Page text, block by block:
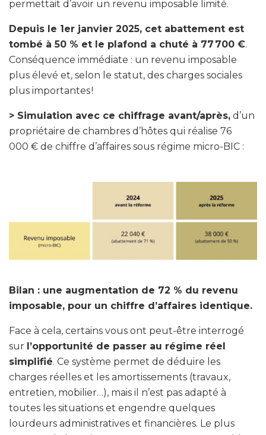
permettait d’avoir un revenu imposable limité.
Depuis le 1er janvier 2025, cet abattement est
tombé à 50 % et le plafond a chuté à 77 700 €.
Conséquence immédiate : un revenu imposable
plus élevé et, selon le statut, des charges sociales
plus importantes !
> Simulation avec ce chiffrage avant/après, d’un
propriétaire de chambres d’hôtes qui réalise 76
000 € de chiffre d’affaires sous régime micro-BIC :
Bilan : une augmentation de 72 % du revenu
imposable, pour un chiffre d’affaires identique.
Face à cela, certains vous ont peut-être interrogé
sur l’opportunité de passer au régime réel
simplifié. Ce système permet de déduire les
charges réelles et les amortissements (travaux,
entretien, mobilier…), mais il n’est pas adapté à
toutes les situations et engendre quelques
lourdeurs administratives et financières. Le plus